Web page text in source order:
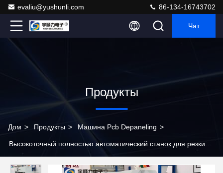
evaliu@yushunli.com 86-134-16743702
Чат
Продукты
Дом > Продукты > Машина Pcb Depaneling >
Высокоточный полностью автоматический станок для резки